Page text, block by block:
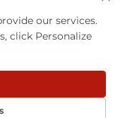
Machine Co.,Ltd |
our services.
click Personalize